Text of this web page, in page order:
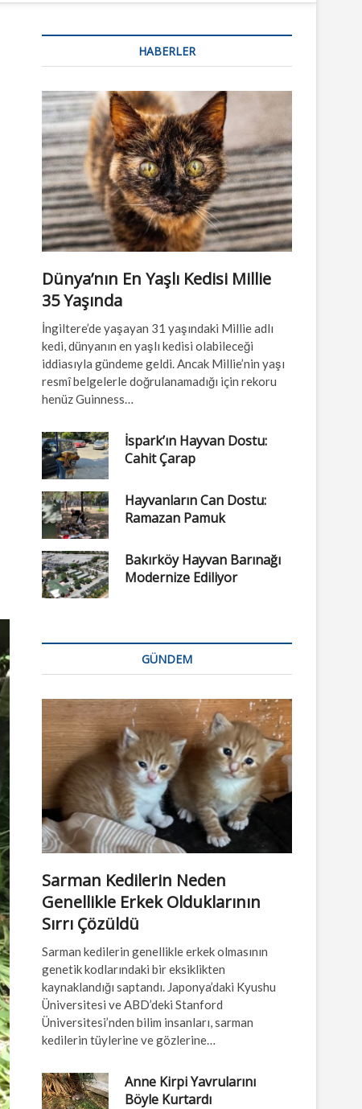
u
u
n
HABERLER
Dünya’nın En Yaşlı Kedisi Millie
35 Yaşında
İngiltere’de yaşayan 31 yaşındaki Millie adlı
kedi, dünyanın en yaşlı kedisi olabileceği
iddiasıyla gündeme geldi. Ancak Millie’nin yaşı
resmî belgelerle doğrulanamadığı için rekoru
henüz Guinness…
İspark’ın Hayvan Dostu:
Cahit Çarap
Hayvanların Can Dostu:
Ramazan Pamuk
Bakırköy Hayvan Barınağı
Modernize Ediliyor
GÜNDEM
Sarman Kedilerin Neden
Genellikle Erkek Olduklarının
Sırrı Çözüldü
Sarman kedilerin genellikle erkek olmasının
genetik kodlarındaki bir eksiklikten
kaynaklandığı saptandı. Japonya’daki Kyushu
Üniversitesi ve ABD’deki Stanford
Üniversitesi’nden bilim insanları, sarman
kedilerin tüylerine ve gözlerine…
Anne Kirpi Yavrularını
Böyle Kurtardı